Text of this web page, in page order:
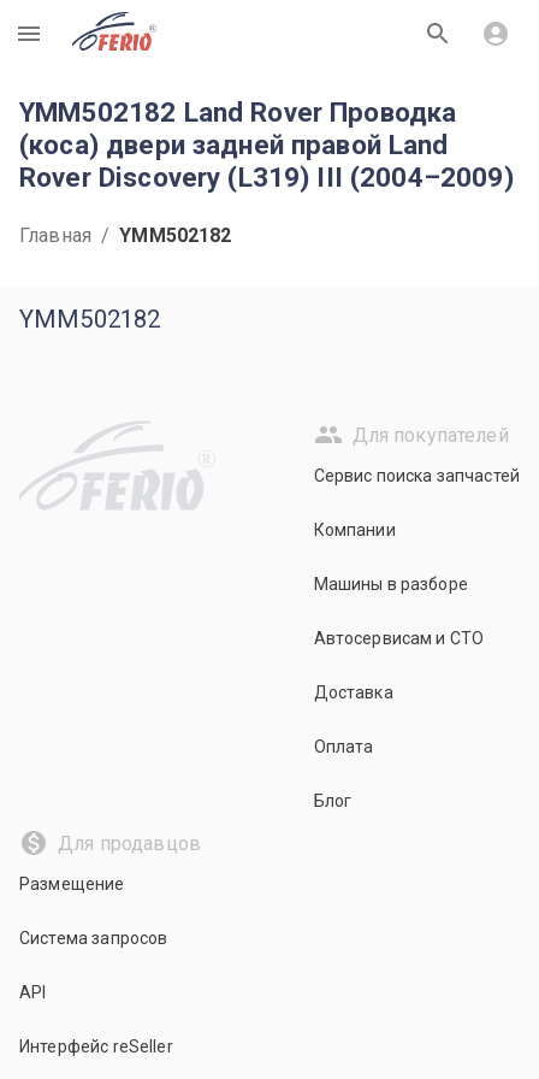
R
YMM502182 Land Rover Проводка
(коса) двери задней правой Land
Rover Discovery (L319) III (2004–2009)
Главная / YMM502182
YMM502182
R
Для покупателей
Сервис поиска запчастей
Компании
Машины в разборе
Автосервисам и СТО
Доставка
Оплата
Блог
Для продавцов
Размещение
Система запросов
API
Интерфейс reSeller